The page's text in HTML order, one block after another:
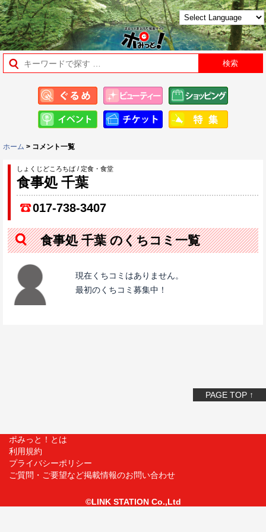
ホーム > コメント一覧
しょくじどころちば / 定食・食堂
食事処 千葉
017-738-3407
食事処 千葉 のくちコミ一覧
現在くちコミはありません。
最初のくちコミ募集中！
PAGE TOP ↑
ポみっと！とは
利用規約
プライバシーポリシー
ご質問・ご要望など掲載情報のお問い合わせ
©LINK STATION Co.,Ltd